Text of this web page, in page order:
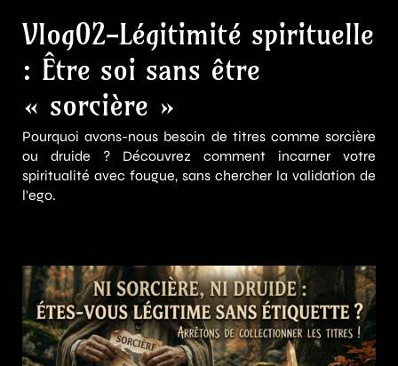
Vlog02-Légitimité spirituelle
: Être soi sans être
« sorcière »
Pourquoi avons-nous besoin de titres comme sorcière
ou druide ? Découvrez comment incarner votre
spiritualité avec fougue, sans chercher la validation de
l'ego.